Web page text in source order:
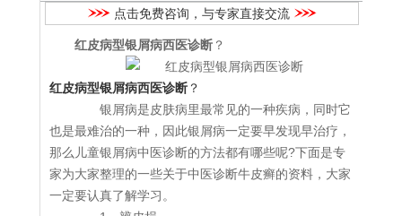
点击免费咨询，与专家直接交流
红皮病型银屑病西医诊断 ？
红皮病型银屑病西医诊断 ？
银屑病是皮肤病里最常见的一种疾病，同时它
也是最难治的一种，因此银屑病一定要早发现早治疗，
那么儿童银屑病中医诊断的方法都有哪些呢?下面是专
家为大家整理的一些关于中医诊断牛皮癣的资料，大家
一定要认真了解学习。